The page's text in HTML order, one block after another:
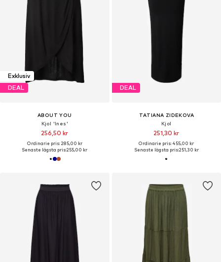
Exklusiv
DEAL
ABOUT YOU
Kjol 'Ines'
256,50 kr
Ordinarie pris: 285,00 kr
Senaste lägsta pris:255,00 kr
DEAL
TATIANA ZIDEKOVA
Kjol
251,30 kr
Ordinarie pris: 455,00 kr
Senaste lägsta pris:251,30 kr